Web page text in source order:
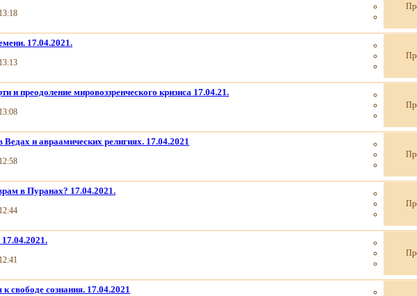
17.04.2021.
и преодоление мировоззренческого кризиса 17.04.21.
и авраамических религиях. 17.04.2021
в Пуранах? 17.04.2021.
свободе сознания. 17.04.2021